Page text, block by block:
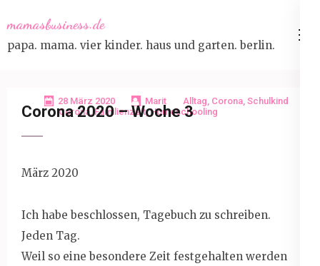
to
content
mamasbusiness.de
papa. mama. vier kinder. haus und garten. berlin.
28 März 2020 Marit Alltag, Corona, Schulkind
Corona,Familienzeit,Homeschooling
Corona 2020 – Woche 3
März 2020
Ich habe beschlossen, Tagebuch zu schreiben.
Jeden Tag.
Weil so eine besondere Zeit festgehalten werden